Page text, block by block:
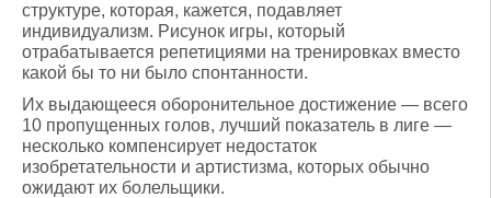
структуре, которая, кажется, подавляет
индивидуализм. Рисунок игры, который
отрабатывается репетициями на тренировках вместо
какой бы то ни было спонтанности.
Их выдающееся оборонительное достижение — всего
10 пропущенных голов, лучший показатель в лиге —
несколько компенсирует недостаток
изобретательности и артистизма, которых обычно
ожидают их болельщики.